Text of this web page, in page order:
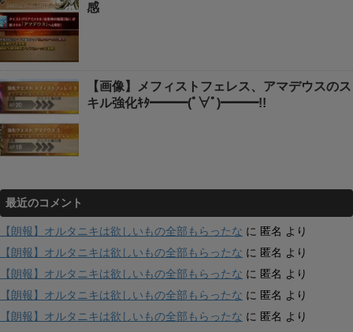
感
【画像】メフィストフェレス、アマデウスのス
キル強化ｷﾀ━━━(ﾟ∀ﾟ)━━━!!
最近のコメント
【朗報】オルタニキは欲しいもの全部もらったな に 匿名 より
【朗報】オルタニキは欲しいもの全部もらったな に 匿名 より
【朗報】オルタニキは欲しいもの全部もらったな に 匿名 より
【朗報】オルタニキは欲しいもの全部もらったな に 匿名 より
【朗報】オルタニキは欲しいもの全部もらったな に 匿名 より